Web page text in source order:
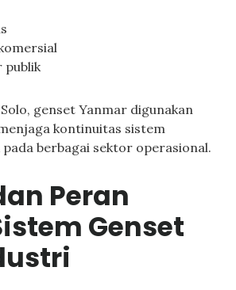
genset Yanmar digunakan
kontinuitas sistem
berbagai sektor operasional.
Peran
Genset